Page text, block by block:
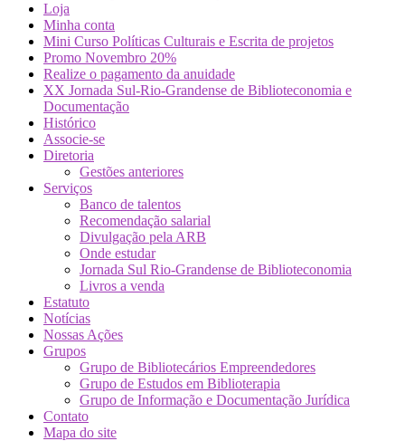
Loja
Minha conta
Mini Curso Políticas Culturais e Escrita de projetos
Promo Novembro 20%
Realize o pagamento da anuidade
XX Jornada Sul-Rio-Grandense de Biblioteconomia e
Documentação
Histórico
Associe-se
Diretoria
Gestões anteriores
Serviços
Banco de talentos
Recomendação salarial
Divulgação pela ARB
Onde estudar
Jornada Sul Rio-Grandense de Biblioteconomia
Livros a venda
Estatuto
Notícias
Nossas Ações
Grupos
Grupo de Bibliotecários Empreendedores
Grupo de Estudos em Biblioterapia
Grupo de Informação e Documentação Jurídica
Contato
Mapa do site